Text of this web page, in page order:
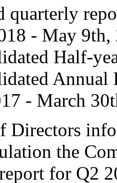
quarterly
- May
Half-
Annual
- March
Directors
the
for Q2